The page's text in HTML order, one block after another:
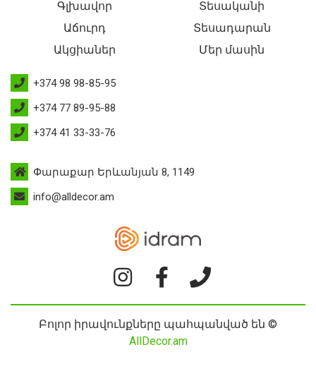
Գլխավոր
Տեսականի
Աճուրդ
Տեսադարան
Ակցիաներ
Մեր մասին
+374 98 98-85-95
+374 77 89-95-88
+374 41 33-33-76
Փարաքար Երևանյան 8, 1149
info@alldecor.am
Բոլոր իրավունքները պահպանված են ©
AllDecor.am